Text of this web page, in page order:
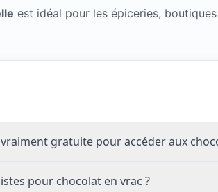
est idéal pour les épiceries,
gratuite pour accéder aux
pour chocolat en vrac ?